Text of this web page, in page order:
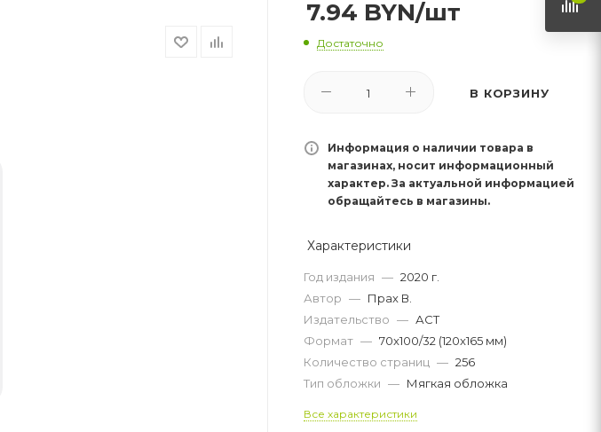
7.94 BYN/шт
Достаточно
В КОРЗИНУ
Информация о наличии товара в
магазинах, носит информационный
характер. За актуальной информацией
обращайтесь в магазины.
Характеристики
Год издания — 2020 г.
Автор — Прах В.
Издательство — АСТ
Формат — 70x100/32 (120x165 мм)
Количество страниц — 256
Тип обложки — Мягкая обложка
Все характеристики